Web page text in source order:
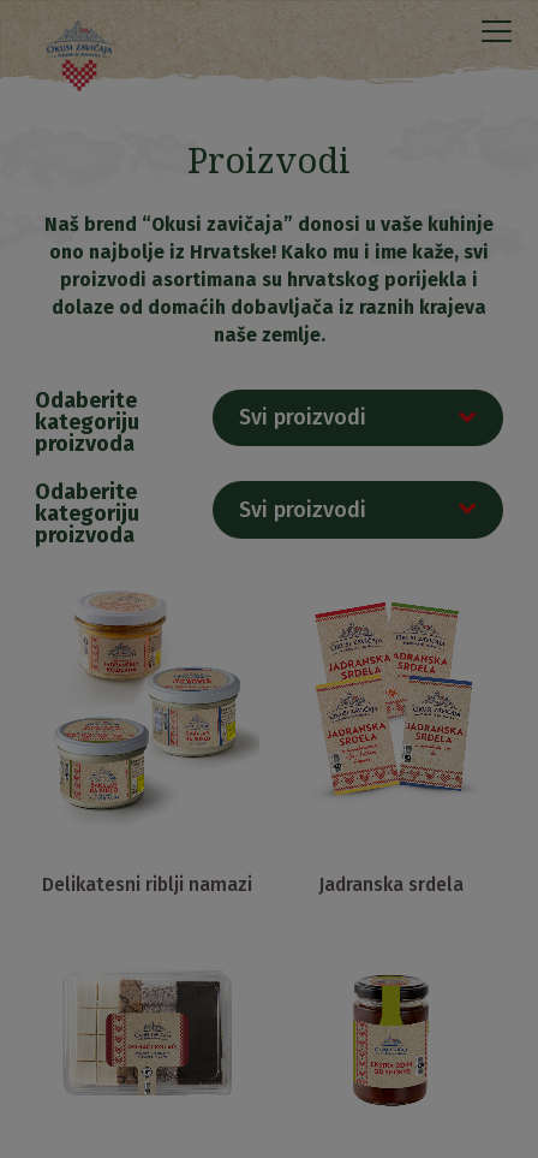
Proizvodi
Naš brend “Okusi zavičaja” donosi u vaše kuhinje
ono najbolje iz Hrvatske! Kako mu i ime kaže, svi
proizvodi asortimana su hrvatskog porijekla i
dolaze od domaćih dobavljača iz raznih krajeva
naše zemlje.
Odaberite
kategoriju
proizvoda
Svi proizvodi
Odaberite
kategoriju
proizvoda
Svi proizvodi
Delikatesni riblji namazi Jadranska srdela